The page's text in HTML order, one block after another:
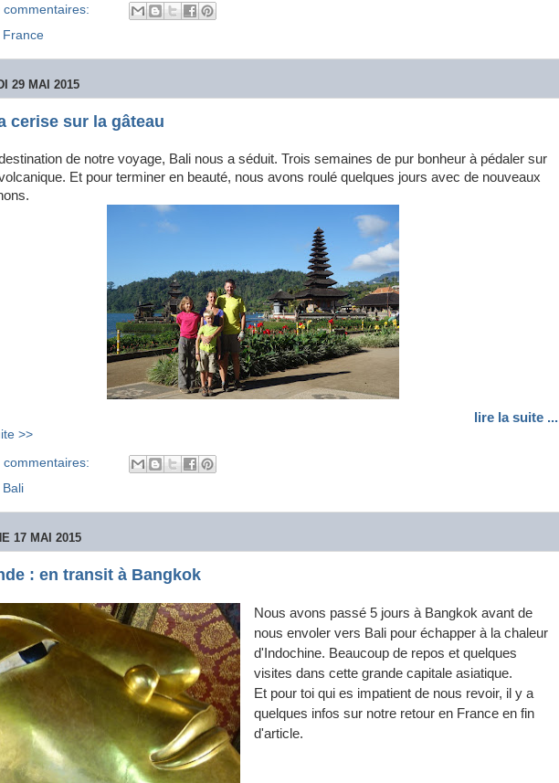
commentaires:
France
29 MAI 2015
cerise sur la gâteau
de notre voyage, Bali nous a séduit. Trois semaines de pur bonheur à pédaler sur
Et pour terminer en beauté, nous avons roulé quelques jours avec de nouveaux
lire la suite ...
>>
commentaires:
Bali
17 MAI 2015
: en transit à Bangkok
Nous avons passé 5 jours à Bangkok avant de
nous envoler vers Bali pour échapper à la chaleur
d'Indochine. Beaucoup de repos et quelques
visites dans cette grande capitale asiatique.
Et pour toi qui es impatient de nous revoir, il y a
quelques infos sur notre retour en France en fin
d'article.